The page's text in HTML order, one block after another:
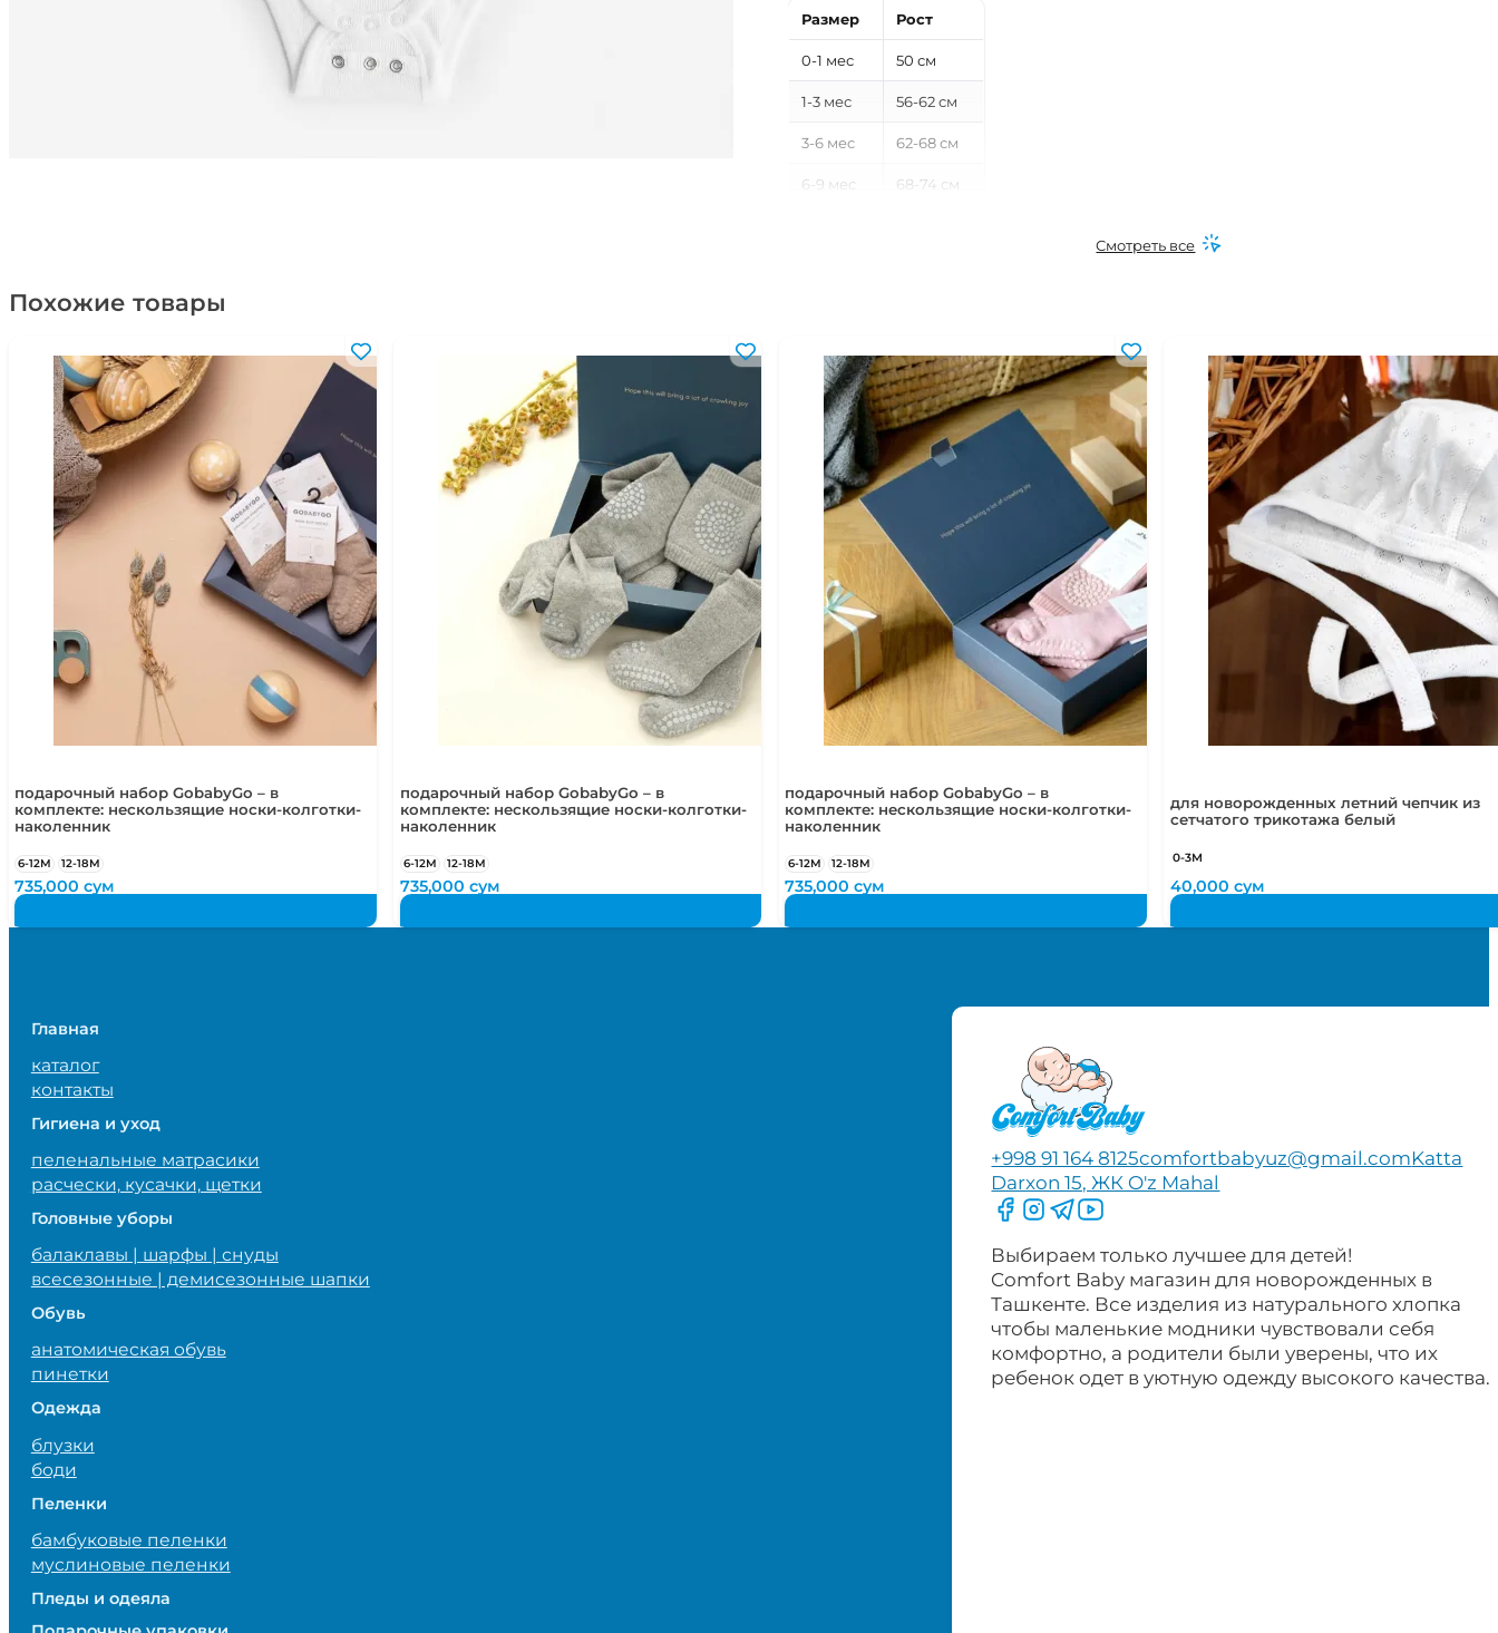
Размер
Рост
0-1 мес 50 см
1-3 мес 56-62 см
3-6 мес 62-68 см
6-9 мес 68-74 см
3-4 года 98-104 см
4-5 лет 104-110 см
5-6 лет 110-116 см
Смотреть все
Похожие товары
подарочный набор GobabyGo – в
комплекте: нескользящие носки-колготки-
наколенник
6-12М 12-18М
735,000сум
подарочный набор GobabyGo – в
комплекте: нескользящие носки-колготки-
наколенник
6-12М 12-18М
735,000 сум
подарочный набор GobabyGo – в
комплекте: нескользящие носки-колготки-
наколенник
6-12М 12-18М
735,000сум
для новорожденных летний чепчик из
сетчатого трикотажа белый
0-3М
40,000 сум
Главная
каталог
контакты
Гигиена и уход
пеленальные матрасики
расчески, кусачки, щетки
Головные уборы
балаклавы | шарфы | снуды
всесезонные | демисезонные шапки
Обувь
анатомическая обувь
пинетки
Одежда
блузки
боди
Пеленки
бамбуковые пеленки
муслиновые пеленки
Пледы и одеяла
+998 91 164 8125comfortbabyuz@gmail.comKatta
Darxon 15, ЖК O'z Mahal
Следите за нами на Facebook
Следите за нами в Instagram
Следите за нами в Telegram
Следите за нами в YouTube
Выбираем только лучшее для детей!
Comfort Baby магазин для новорожденных в
Ташкенте. Все изделия из натурального хлопка
чтобы маленькие модники чувствовали себя
комфортно, а родители были уверены, что их
ребенок одет в уютную одежду высокого качества.